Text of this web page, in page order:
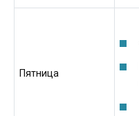
Пятница